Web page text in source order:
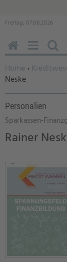
Freitag, 07.08.2026
Sie befinden sich
Home ›
Neske
Personalien
Sparkassen-
Rainer
HOMEMENÜ